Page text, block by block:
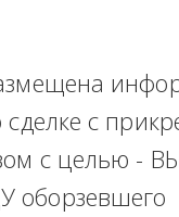
сделке с
с целью -